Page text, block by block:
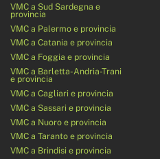
VMC a Sud Sardegna e
provincia
VMC a Palermo e provincia
VMC a Catania e provincia
VMC a Foggia e provincia
VMC a Barletta-Andria-Trani
e provincia
VMC a Cagliari e provincia
VMC a Sassari e provincia
VMC a Nuoro e provincia
VMC a Taranto e provincia
VMC a Brindisi e provincia